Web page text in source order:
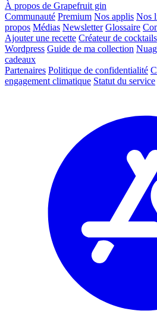
À propos de Grapefruit gin
Communauté Premium Nos applis Nos
propos Médias Newsletter Glossaire
Ajouter une recette Créateur de cocktails
Wordpress Guide de ma collection
cadeaux
Partenaires Politique de confidentialité
engagement climatique Statut du service